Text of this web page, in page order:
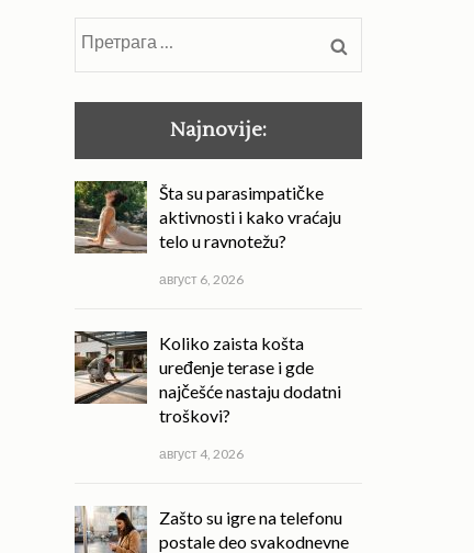
Претрага
за:
Najnovije:
Šta su parasimpatičke
aktivnosti i kako vraćaju
telo u ravnotežu?
август 6, 2026
Koliko zaista košta
uređenje terase i gde
najčešće nastaju dodatni
troškovi?
август 4, 2026
Zašto su igre na telefonu
postale deo svakodnevne